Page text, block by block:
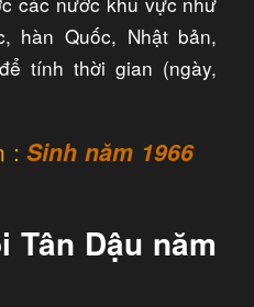
hàn Quốc, Nhật bản,
tính thời gian (ngày,
:Sinh năm 1966
Tân Dậu năm